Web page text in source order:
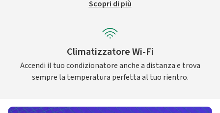
Scopri di più
Climatizzatore Wi-Fi
Accendi il tuo condizionatore anche a distanza e trova
sempre la temperatura perfetta al tuo rientro.